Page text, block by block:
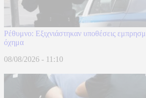
Ρέθυμνο: Εξιχνιάστηκαν υποθέσεις
όχημα
08/08/2026 - 11:10